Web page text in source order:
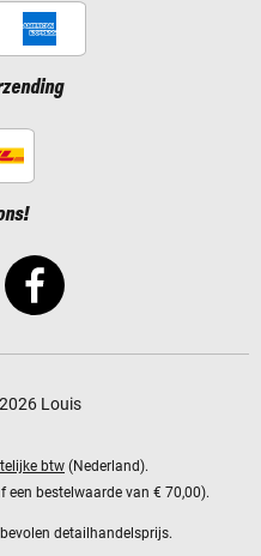
Louis
btw (Nederland).
een bestelwaarde van € 70,00).
detailhandelsprijs.